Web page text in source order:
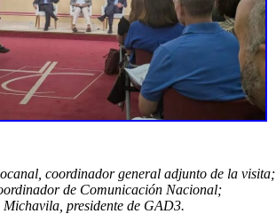
coordinador general adjunto de la visita;
de Comunicación Nacional;
Michavila, presidente de GAD3.